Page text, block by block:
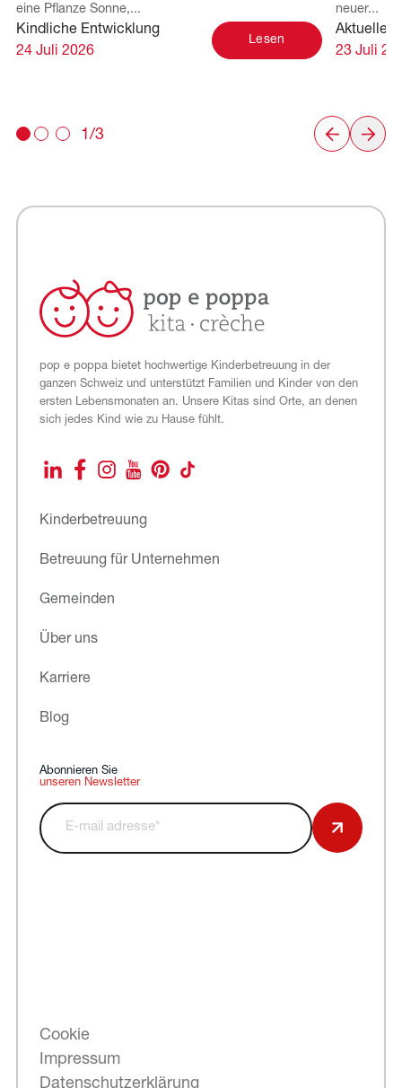
eine Pflanze Sonne,...
Kindliche Entwicklung
24 Juli 2026
Lesen
neuer...
Aktuelles
23 Juli
1/3
pop e poppa bietet hochwertige Kinderbetreuung in der
ganzen Schweiz und unterstützt Familien und Kinder von den
ersten Lebensmonaten an. Unsere Kitas sind Orte, an denen
sich jedes Kind wie zu Hause fühlt.
LinkedInFacebookInstagram
YouTubePinterestTikTok
Kinderbetreuung
Betreuung für Unternehmen
Gemeinden
Über uns
Karriere
Blog
Abonnieren Sie
unseren Newsletter
Cookie
Impressum
Datenschutzerklärung